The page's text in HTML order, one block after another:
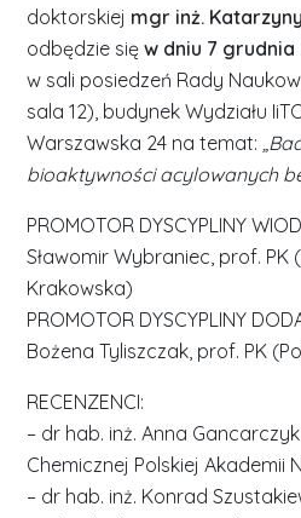
doktorskiej mgr inż.
odbędzie sięw dniu 7 grudnia
w sali posiedzeń Rady
sala 12), budynek Wydziału
Warszawska 24 na temat:
bioaktywności acylowanych
PROMOTOR DYSCYPLINY
Sławomir Wybraniec, prof. PK
Krakowska)
PROMOTOR DYSCYPLINY
Bożena Tyliszczak, prof. PK
RECENZENCI:
– dr hab. inż. Anna
Chemicznej Polskiej Akademii
– dr hab. inż. Konrad